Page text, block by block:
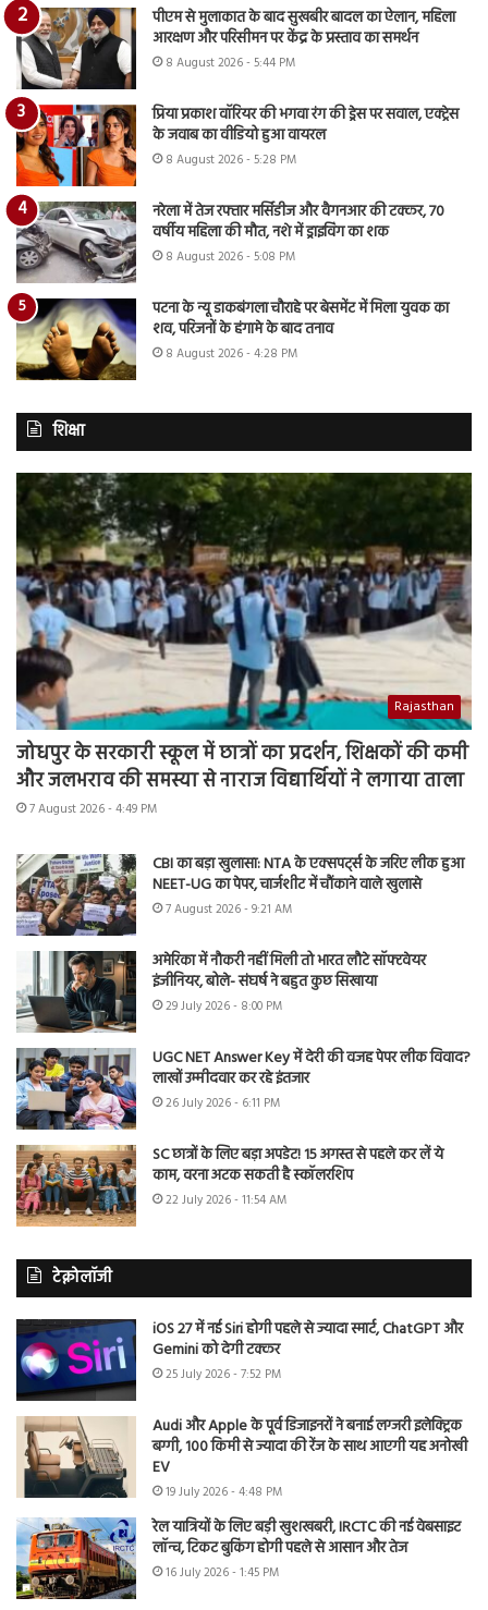
पीएम से मुलाकात के बाद सुखबीर बादल का ऐलान, महिला
आरक्षण और परिसीमन पर केंद्र के प्रस्ताव का समर्थन
8 August 2026 - 5:44 PM
प्रिया प्रकाश वॉरियर की भगवा रंग की ड्रेस पर सवाल, एक्ट्रेस
के जवाब का वीडियो हुआ वायरल
8 August 2026 - 5:28 PM
नरेला में तेज रफ्तार मर्सिडीज और वैगनआर की टक्कर, 70
वर्षीय महिला की मौत, नशे में ड्राइविंग का शक
8 August 2026 - 5:08 PM
पटना के न्यू डाकबंगला चौराहे पर बेसमेंट में मिला युवक का
शव, परिजनों के हंगामे के बाद तनाव
8 August 2026 - 4:28 PM
शिक्षा
Rajasthan
जोधपुर के सरकारी स्कूल में छात्रों का प्रदर्शन, शिक्षकों की कमी
और जलभराव की समस्या से नाराज विद्यार्थियों ने लगाया ताला
7 August 2026 - 4:49 PM
CBI का बड़ा खुलासा: NTA के एक्सपर्ट्स के जरिए लीक हुआ
NEET-UG का पेपर, चार्जशीट में चौंकाने वाले खुलासे
7 August 2026 - 9:21 AM
अमेरिका में नौकरी नहीं मिली तो भारत लौटे सॉफ्टवेयर
इंजीनियर, बोले- संघर्ष ने बहुत कुछ सिखाया
29 July 2026 - 8:00 PM
UGC NET Answer Key में देरी की वजह पेपर लीक विवाद?
लाखों उम्मीदवार कर रहे इंतजार
26 July 2026 - 6:11 PM
SC छात्रों के लिए बड़ा अपडेट! 15 अगस्त से पहले कर लें ये
काम, वरना अटक सकती है स्कॉलरशिप
22 July 2026 - 11:54 AM
टेक्नोलॉजी
iOS 27 में नई Siri होगी पहले से ज्यादा स्मार्ट, ChatGPT और
Gemini को देगी टक्कर
25 July 2026 - 7:52 PM
Audi और Apple के पूर्व डिजाइनरों ने बनाई लग्जरी इलेक्ट्रिक
बग्गी, 100 किमी से ज्यादा की रेंज के साथ आएगी यह अनोखी
EV
19 July 2026 - 4:48 PM
रेल यात्रियों के लिए बड़ी खुशखबरी, IRCTC की नई वेबसाइट
लॉन्च, टिकट बुकिंग होगी पहले से आसान और तेज
16 July 2026 - 1:45 PM